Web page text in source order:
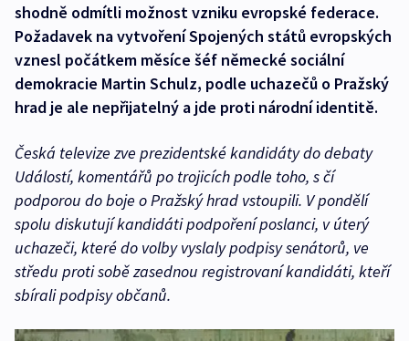
shodně odmítli možnost vzniku evropské federace.
Požadavek na vytvoření Spojených států evropských
vznesl počátkem měsíce šéf německé sociální
demokracie Martin Schulz, podle uchazečů o Pražský
hrad je ale nepřijatelný a jde proti národní identitě.
Česká televize zve prezidentské kandidáty do debaty
Událostí, komentářů po trojicích podle toho, s čí
podporou do boje o Pražský hrad vstoupili. V pondělí
spolu diskutují kandidáti podpoření poslanci, v úterý
uchazeči, které do volby vyslaly podpisy senátorů, ve
středu proti sobě zasednou registrovaní kandidáti, kteří
sbírali podpisy občanů.